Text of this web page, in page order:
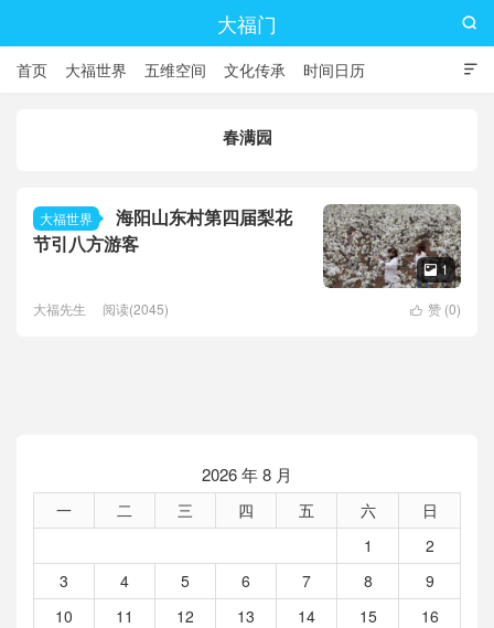
大福门

首页 大福世界 五维空间 文化传承 时间日历

春满园
大福世界
海阳山东村第四届梨花
节引八方游客
 1
 赞 (0)
大福先生 阅读(2045)
2026 年 8 月
一 二 三 四 五 六
日
1
2
3
4 5 6 7 8
9
10
11 12 13 14 15
16